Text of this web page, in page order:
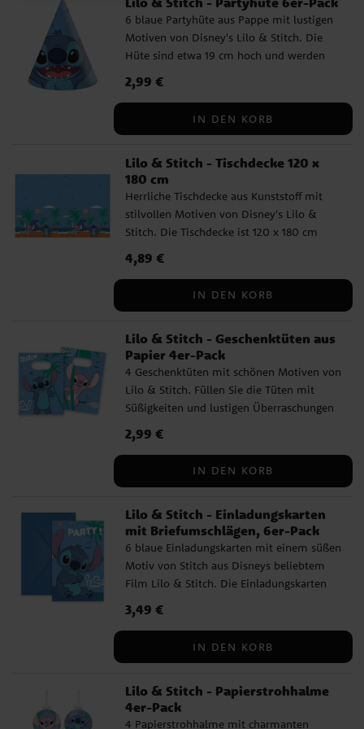
etwa 1,5 Meter lange Schnur.
6 blaue Partyhüte aus Pappe mit lustigen
Motiven von Disney's Lilo & Stitch. Die
Hüte sind etwa 19 cm hoch und werden
Preis :2,99 €
2,99 €
IN DEN KORB
Lilo & Stitch - Tischdecke 120 x
180 cm
Herrliche Tischdecke aus Kunststoff mit
stilvollen Motiven von Disney's Lilo &
Stitch. Die Tischdecke ist 120 x 180 cm
Preis :4,89 €
4,89 €
IN DEN KORB
Lilo & Stitch - Geschenktüten aus
Papier 4er-Pack
4 Geschenktüten mit schönen Motiven von
Lilo & Stitch. Füllen Sie die Tüten mit
Süßigkeiten und lustigen Überraschungen
Gäste Ihrer Kinderparty. Die Tüten
und haben eine Größe von etwa 22 x 13
Preis :2,99 €
2,99 €
IN DEN KORB
Lilo & Stitch - Einladungskarten
mit Briefumschlägen, 6er-Pack
6 blaue Einladungskarten mit einem süßen
Motiv von Stitch aus Disneys beliebtem
Film Lilo & Stitch. Die Einladungskarten
enthält auch 6 blaue Briefumschlägen.
Preis :3,49 €
3,49 €
IN DEN KORB
Lilo & Stitch - Papierstrohhalme
4er-Pack
4 Papierstrohhalme mit charmanten